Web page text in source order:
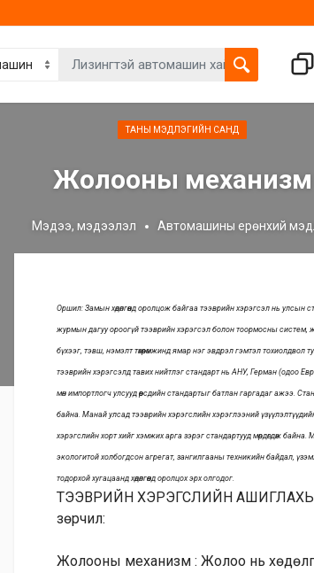
ТАНЫ МЭДЛЭГИЙН САНД
Жолооны механизм
Мэдээ, мэдээлэл Автомашины ерөнхий
Оршил: Замын хөдөлгөөнд оролцож байгаа тээврийн хэрэгсэл нь
журмын дагуу ороогүй тээврийн хэрэгсэл болон тоормосны систем,
бүхээг, тэвш, нэмэлт төхөөрөмжинд ямар нэг эвдрэл гэмтэл
тээврийн хэрэгсэлд тавих нийтлэг стандарт нь АНУ, Герман (одоо
мөн импортлогч улсууд өөрсдийн стандартыг батлан гаргадаг ажээ.
байна. Манай улсад тээврийн хэрэгслийн хэрэглээний
хэрэгслийн хорт хийг хэмжих арга зэрэг стандартууд мөрдөгдөж байна.
экологитой холбогдсон агрегат, зангилгааны техникийн байдал,
тодорхой хугацаанд хөдөлгөөнд оролцох эрх олгодог.
ТЭЭВРИЙН ХЭРЭГСЛИЙН
зөрчил:
Жолооны механизм : Жолоо нь